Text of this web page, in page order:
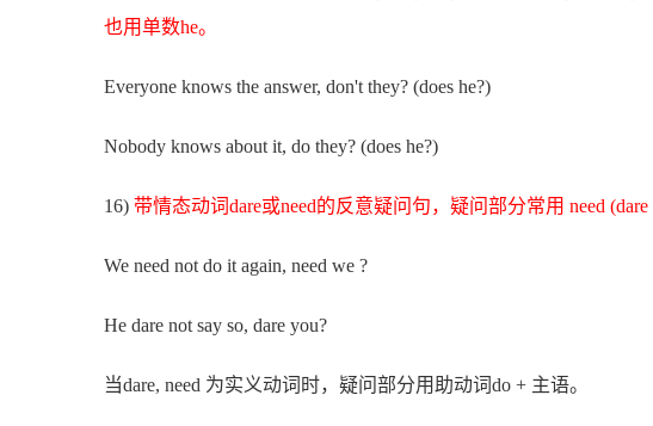
也用单数he。
Everyone knows the answer, don't they? (does he?)
Nobody knows about it, do they? (does he?)
16) 带情态动词dare或need的反意疑问句，疑问部分常用 need (dare
We need not do it again, need we ?
He dare not say so, dare you?
当dare, need 为实义动词时，疑问部分用助动词do + 主语。